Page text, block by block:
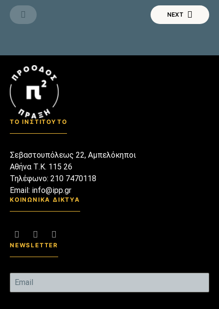
πραγματικότητα επιδίδεται σε
σπασμωδικές ενέργειες και
απαρίθμηση των αστοχιών της
NEXT
ΤΟ ΙΝΣΤΙΤΟΥΤΟ
Σεβαστουπόλεως 22, Αμπελόκηποι
Αθήνα Τ.Κ. 115 26
Τηλέφωνο: 210 7470118
Email: info@ipp.gr
ΚΟΙΝΩΝΙΚΑ ΔΙΚΤΥΑ
NEWSLETTER